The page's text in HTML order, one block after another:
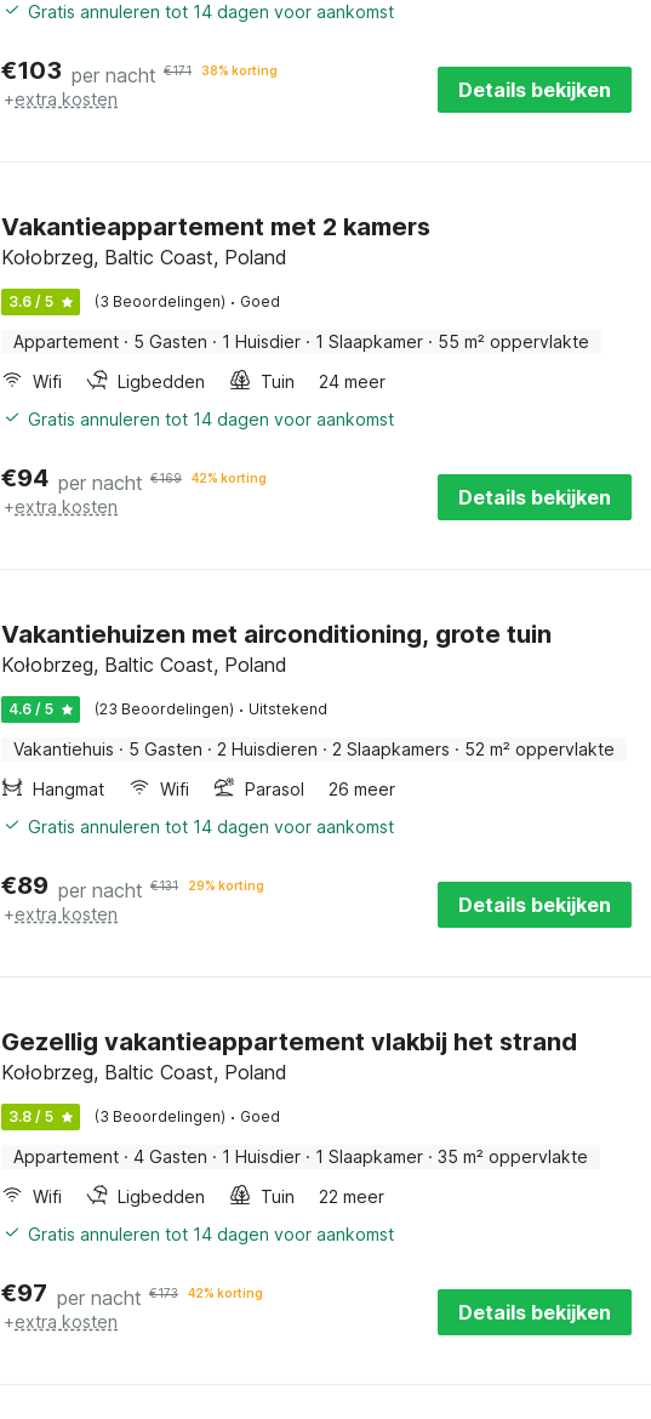
Gratis annuleren tot 14 dagen voor aankomst
€103 per nacht €171 38% korting
+extra kosten Details bekijken
Vakantieappartement met 2 kamers
Kołobrzeg, Baltic Coast, Poland
3.6 / 5 (3 Beoordelingen) · Goed
Appartement · 5 Gasten · 1 Huisdier · 1 Slaapkamer · 55 m² oppervlakte
Wifi
Ligbedden Tuin
24 meer
Gratis annuleren tot 14 dagen voor aankomst
€94 per nacht €169 42% korting
+extra kosten Details bekijken
Vakantiehuizen met airconditioning, grote tuin
Kołobrzeg, Baltic Coast, Poland
4.6 / 5 (23 Beoordelingen) · Uitstekend
Vakantiehuis · 5 Gasten · 2 Huisdieren · 2 Slaapkamers · 52 m² oppervlakte
Hangmat
Wifi Parasol
26 meer
Gratis annuleren tot 14 dagen voor aankomst
€89 per nacht €131 29% korting
+extra kosten Details bekijken
Gezellig vakantieappartement vlakbij het strand
Kołobrzeg, Baltic Coast, Poland
3.8 / 5 (3 Beoordelingen) · Goed
Appartement · 4 Gasten · 1 Huisdier · 1 Slaapkamer · 35 m² oppervlakte
Wifi
Ligbedden Tuin
22 meer
Gratis annuleren tot 14 dagen voor aankomst
€97 per nacht €173 42% korting
+extra kosten Details bekijken